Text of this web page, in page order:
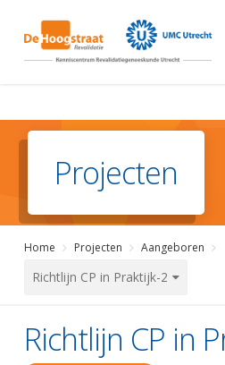
main
Projecten
Home Projecten Aangeboren
Richtlijn CP in Praktijk-2
Richtlijn CP in